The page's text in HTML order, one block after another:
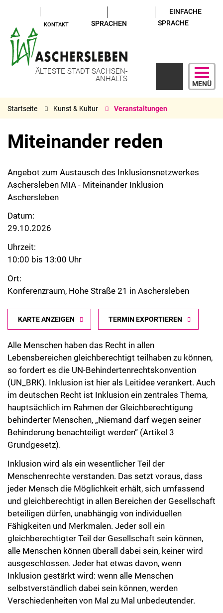
KONTAKT SPRACHEN
EINFACHE
SPRACHE
ÄLTESTE STADT SACHSEN-
ANHALTS
MENÜ
Startseite Kunst & Kultur Veranstaltungen
Miteinander reden
Angebot zum Austausch des Inklusionsnetzwerkes
Aschersleben MIA - Miteinander Inklusion
Aschersleben
Datum:
29.10.2026
Uhrzeit:
10:00 bis 13:00 Uhr
Ort:
Konferenzraum, Hohe Straße 21 in Aschersleben
KARTE ANZEIGEN TERMIN EXPORTIEREN
Alle Menschen haben das Recht in allen
Lebensbereichen gleichberechtigt teilhaben zu können,
so fordert es die UN-Behindertenrechtskonvention
(UN_BRK). Inklusion ist hier als Leitidee verankert. Auch
im deutschen Recht ist Inklusion ein zentrales Thema,
hauptsächlich im Rahmen der Gleichberechtigung
behinderter Menschen, „Niemand darf wegen seiner
Behinderung benachteiligt werden“ (Artikel 3
Grundgesetz).
Inklusion wird als ein wesentlicher Teil der
Menschenrechte verstanden. Das setzt voraus, dass
jeder Mensch die Möglichkeit erhält, sich umfassend
und gleichberechtigt in allen Bereichen der Gesellschaft
beteiligen dürfen, unabhängig von individuellen
Fähigkeiten und Merkmalen. Jeder soll ein
gleichberechtigter Teil der Gesellschaft sein können,
alle Menschen können überall dabei sein, keiner wird
ausgeschlossen. Jeder hat etwas davon, wenn
Inklusion gestärkt wird: wenn alle Menschen
selbstverständlich dabei sein können, werden
Verschiedenheiten von Mal zu Mal unbedeutender.